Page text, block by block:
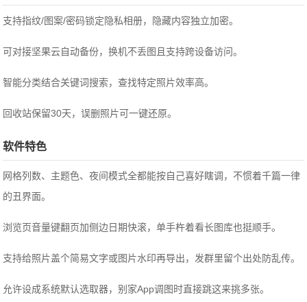
支持指纹/图案/密码锁定隐私相册，隐藏内容独立加密。
可对接坚果云自动备份，换机不丢图且支持跨设备访问。
智能分类结合关键词搜索，查找特定照片效率高。
回收站保留30天，误删照片可一键还原。
软件特色
网格列数、主题色、夜间模式全都能按自己喜好瞎调，不惯着千篇一律
的丑界面。
浏览页音量键翻页加侧边日期快滚，单手杵着看长图库也挺顺手。
支持给照片盖个简易文字或图片水印再导出，发群里留个出处防乱传。
允许设成系统默认选取器，别家App调图时直接跳这来挑多张。